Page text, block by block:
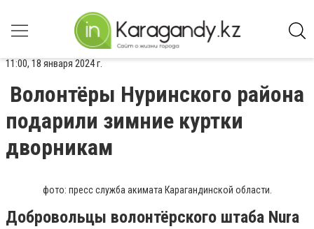
11:00, 18 января 2024 г.
Волонтёры Нуринского района
подарили зимние куртки
дворникам
фото: пресс служба акимата Карагандинской области.
Добровольцы волонтёрского штаба Nura